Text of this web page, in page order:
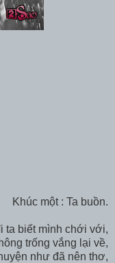
Khúc một : Ta buồn.
ta biết mình chới với,
trống vắng lại về,
như đã nên thơ,